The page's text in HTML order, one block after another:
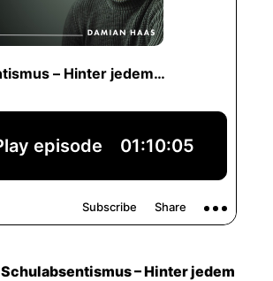
Schulabsentismus – Hinter jedem